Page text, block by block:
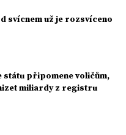
svícnem už je rozsvíceno
státu připomene voličům,
miliardy z registru